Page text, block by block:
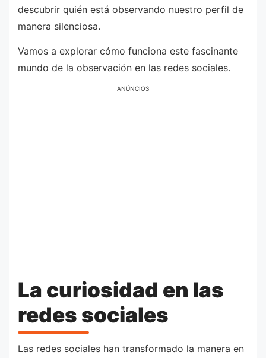
descubrir quién está observando nuestro perfil de
manera silenciosa.
Vamos a explorar cómo funciona este fascinante
mundo de la observación en las redes sociales.
ANÚNCIOS
La curiosidad en las
redes sociales
Las redes sociales han transformado la manera en